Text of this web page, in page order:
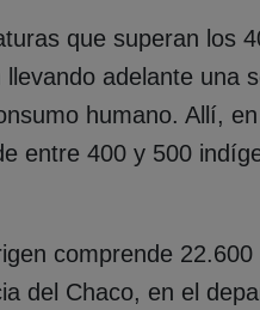
que superan los
llevando adelante una
humano. Allí,
entre 400 y 500
comprende
del Chaco, en el